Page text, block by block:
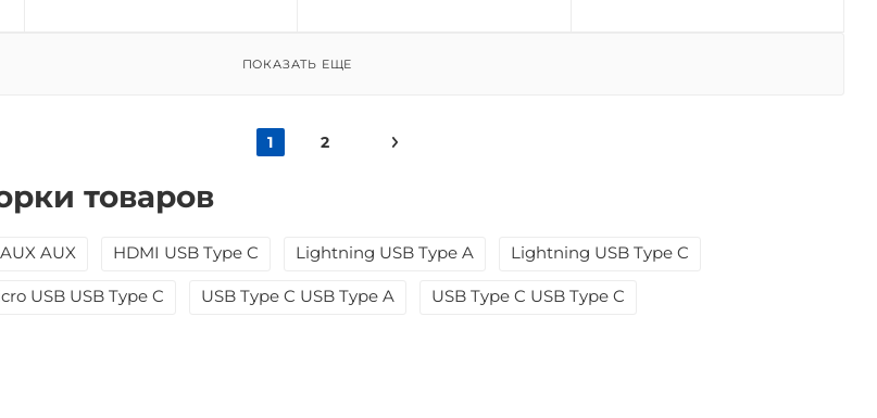
ПОКАЗАТЬ ЕЩЕ
1 2
товаров
AUX AUX HDMI USB Type C Lightning USB Type A Lightning USB Type C
USB USB Type C USB Type C USB Type A USB Type C USB Type C